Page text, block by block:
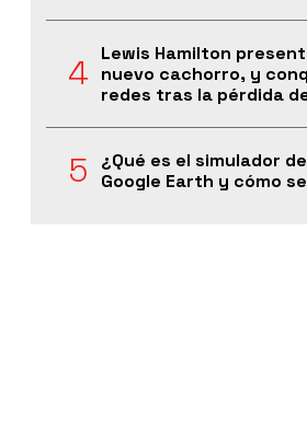
Lewis Hamilton
nuevo cachorro, y
redes tras la pérdida
¿Qué es el simulador
Google Earth y cómo